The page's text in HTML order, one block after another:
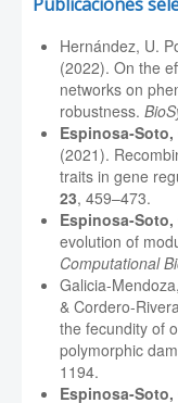
Hernández, U.
(2022). On the
networks on
robustness.
Espinosa‐Soto,
(2021).
traits in gene
23, 459–473.
Espinosa-Soto,
evolution of
Computational
Galicia-
& Cordero-
the fecundity of
polymorphic
1194.
Espinosa-Soto,